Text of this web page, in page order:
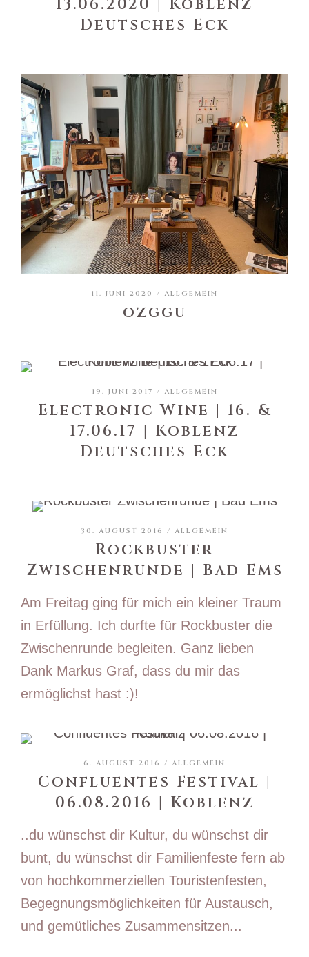
13.06.2020 | Koblenz
Deutsches Eck
11. JUNI 2020 / ALLGEMEIN
ozggu
19. JUNI 2017 / ALLGEMEIN
Electronic Wine | 16. &
17.06.17 | Koblenz
Deutsches Eck
30. AUGUST 2016 / ALLGEMEIN
Rockbuster
Zwischenrunde | Bad Ems
Am Freitag ging für mich ein kleiner Traum
in Erfüllung. Ich durfte für Rockbuster die
Zwischenrunde begleiten. Ganz lieben
Dank Markus Graf, dass du mir das
ermöglichst hast :)!
6. AUGUST 2016 / ALLGEMEIN
Confluentes Festival |
06.08.2016 | Koblenz
..du wünschst dir Kultur, du wünschst dir
bunt, du wünschst dir Familienfeste fern ab
von hochkommerziellen Touristenfesten,
Begegnungsmöglichkeiten für Austausch,
und gemütliches Zusammensitzen...